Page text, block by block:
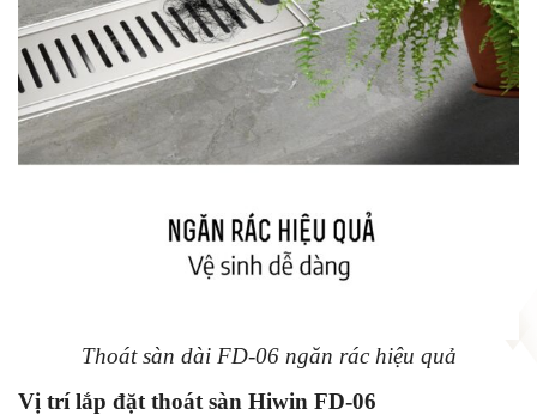
Thoát sàn dài FD-06 ngăn rác hiệu quả
Vị trí lắp đặt thoát sàn Hiwin FD-06